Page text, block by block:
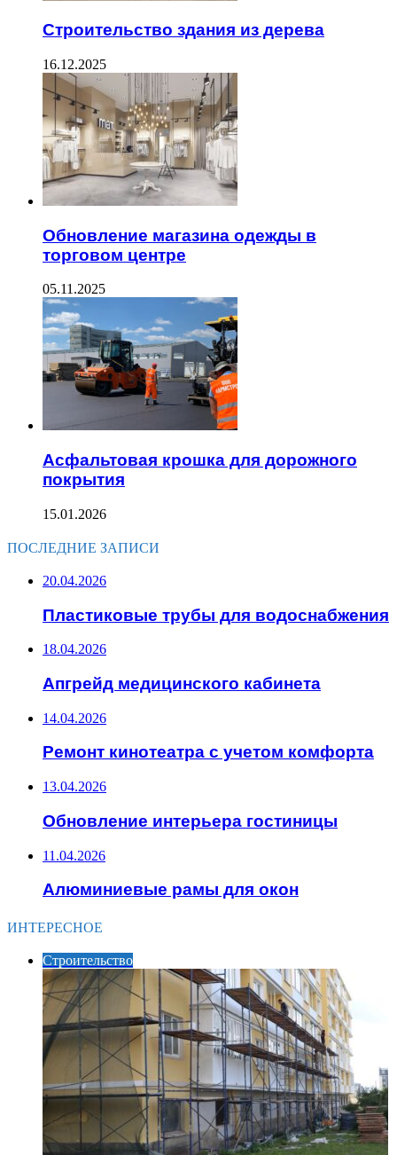
Строительство здания из дерева
16.12.2025
Обновление магазина одежды в
торговом центре
05.11.2025
Асфальтовая крошка для дорожного
покрытия
15.01.2026
ПОСЛЕДНИЕ ЗАПИСИ
20.04.2026
Пластиковые трубы для водоснабжения
18.04.2026
Апгрейд медицинского кабинета
14.04.2026
Ремонт кинотеатра с учетом комфорта
13.04.2026
Обновление интерьера гостиницы
11.04.2026
Алюминиевые рамы для окон
ИНТЕРЕСНОЕ
Строительство